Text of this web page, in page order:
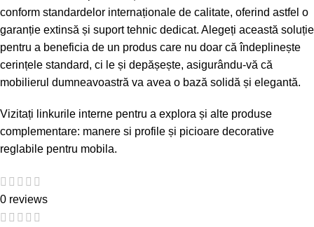
conform standardelor internaționale de calitate, oferind astfel o
garanție extinsă și suport tehnic dedicat. Alegeți această soluție
pentru a beneficia de un produs care nu doar că îndeplinește
cerințele standard, ci le și depășește, asigurându-vă că
mobilierul dumneavoastră va avea o bază solidă și elegantă.
Vizitați linkurile interne pentru a explora și alte produse
complementare: manere si profile și picioare decorative
reglabile pentru mobila.
0 reviews